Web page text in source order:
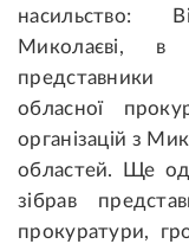
насильство:
Миколаєві, в
представники
обласної
організацій з
областей. Ще
зібрав
прокуратури,